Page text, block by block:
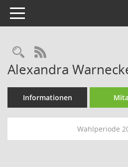
Toggle navigation
Rechercheauswahl
RSS-Feed
Alexandra
Informationen
Wahlperiode